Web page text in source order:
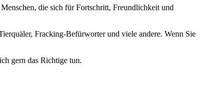
die sich für Fortschritt, Freundlichkeit und
Fracking-Befürworter und viele andere. Wenn Sie
gern das Richtige tun.